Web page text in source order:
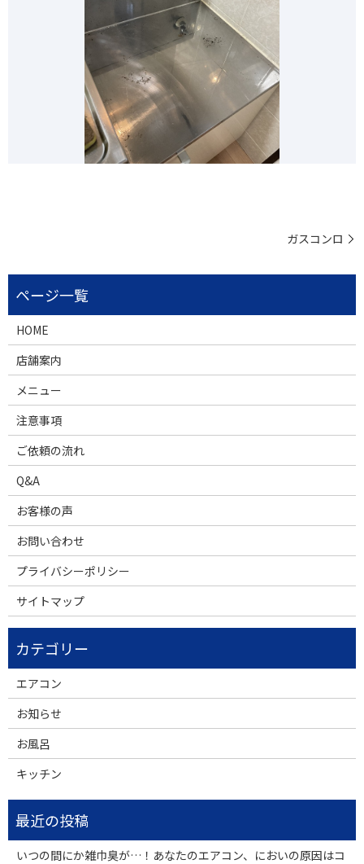
ガスコンロ
HOME
店舗案内
メニュー
注意事項
ご依頼の流れ
Q&A
お客様の声
お問い合わせ
プライバシーポリシー
サイトマップ
エアコン
お知らせ
お風呂
キッチン
いつの間にか雑巾臭が…！あなたのエアコン、においの原因はコ